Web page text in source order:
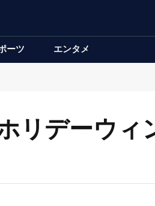
ーツ エンタメ
リデーウィ